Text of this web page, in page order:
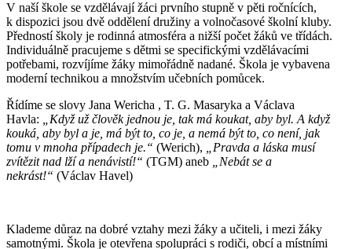
V naší škole se vzdělávají žáci prvního stupně v pěti ročnících,
k dispozici jsou dvě oddělení družiny a volnočasové školní kluby.
Předností školy je rodinná atmosféra a nižší počet žáků ve třídách.
Individuálně pracujeme s dětmi se specifickými vzdělávacími
potřebami, rozvíjíme žáky mimořádně nadané. Škola je vybavena
moderní technikou a množstvím učebních pomůcek.
Řídíme se slovy Jana Wericha , T. G. Masaryka a Václava
Havla: „Když už člověk jednou je, tak má koukat, aby byl. A když
kouká, aby byl a je, má být to, co je, a nemá být to, co není, jak
tomu v mnoha případech je.“ (Werich),
„Pravda a láska musí
zvítězit nad lží a nenávistí!“ (TGM) aneb
„Nebát se a
nekrást!“ (Václav Havel)
Klademe důraz na dobré vztahy mezi žáky a učiteli, i mezi žáky
samotnými. Škola je otevřena spolupráci s rodiči, obcí a místními